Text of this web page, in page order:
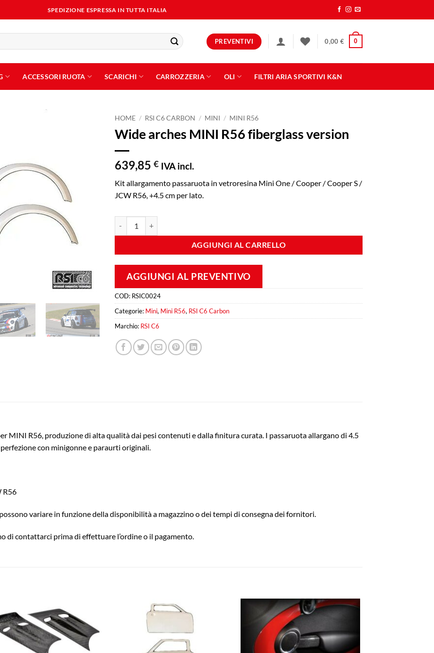
SPEDIZIONE ESPRESSA IN TUTTA ITALIA
PREVENTIVI 0,00 € 0
ACCESSORI RUOTA SCARICHI CARROZZERIA OLI FILTRI ARIA SPORTIVI K&N
HOME / RSI C6 CARBON / MINI / MINI R56
Wide arches MINI R56 fiberglass version
639,85 € IVA incl.
Kit allargamento passaruota in vetroresina Mini One / Cooper / Cooper S /
JCW R56, +4.5 cm per lato.
AGGIUNGI AL CARRELLO
AGGIUNGI AL PREVENTIVO
COD: RSIC0024
Categorie: Mini, Mini R56, RSI C6 Carbon
Marchio: RSI C6
MINI R56, produzione di alta qualità dai pesi contenuti e dalla finitura curata. I passaruota allargano di 4.5
con minigonne e paraurti originali.
R56
variare in funzione della disponibilità a magazzino o dei tempi di consegna dei fornitori.
di contattarci prima di effettuare l’ordine o il pagamento.
Aggiungi
alla lista
dei
desideri
alla lista
dei
desideri